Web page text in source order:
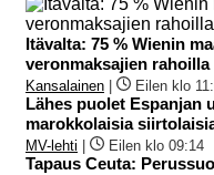
Itävalta: 75 % Wienin
veronmaksajien rahoilla
Kansalainen | Eilen klo
Lähes puolet Espanjan
marokkolaisia
MV-lehti | Eilen klo 09:14
Tapaus Ceuta: